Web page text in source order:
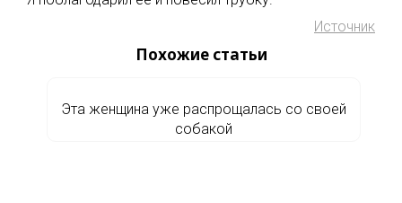
Источник
Похожие статьи
Эта женщина уже распрощалась со своей
собакой